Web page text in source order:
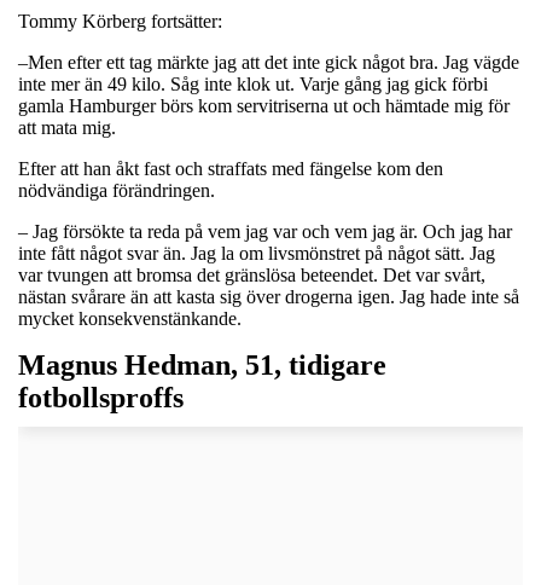
Tommy Körberg fortsätter:
–Men efter ett tag märkte jag att det inte gick något bra. Jag vägde
inte mer än 49 kilo. Såg inte klok ut. Varje gång jag gick förbi
gamla Hamburger börs kom servitriserna ut och hämtade mig för
att mata mig.
Efter att han åkt fast och straffats med fängelse kom den
nödvändiga förändringen.
– Jag försökte ta reda på vem jag var och vem jag är. Och jag har
inte fått något svar än. Jag la om livsmönstret på något sätt. Jag
var tvungen att bromsa det gränslösa beteendet. Det var svårt,
nästan svårare än att kasta sig över drogerna igen. Jag hade inte så
mycket konsekvenstänkande.
Magnus Hedman, 51, tidigare
fotbollsproffs